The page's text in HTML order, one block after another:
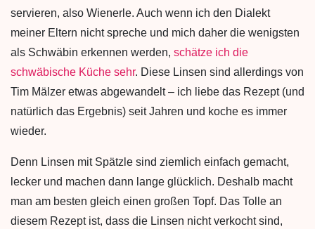
servieren, also Wienerle. Auch wenn ich den Dialekt
meiner Eltern nicht spreche und mich daher die wenigsten
als Schwäbin erkennen werden, schätze ich die
schwäbische Küche sehr. Diese Linsen sind allerdings von
Tim Mälzer etwas abgewandelt – ich liebe das Rezept (und
natürlich das Ergebnis) seit Jahren und koche es immer
wieder.
Denn Linsen mit Spätzle sind ziemlich einfach gemacht,
lecker und machen dann lange glücklich. Deshalb macht
man am besten gleich einen großen Topf. Das Tolle an
diesem Rezept ist, dass die Linsen nicht verkocht sind,